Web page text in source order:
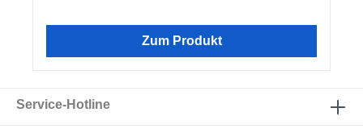
wird nach der Montage der Verlegeprofile einfach
Zum Produkt
Service-Hotline